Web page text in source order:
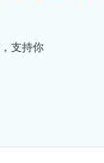
支持你